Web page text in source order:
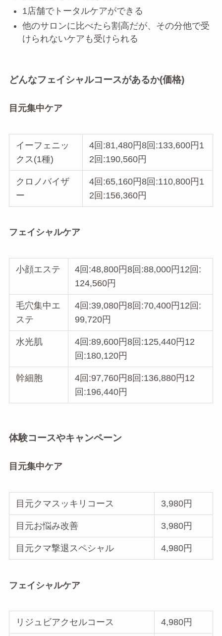
1店舗でトータルケアができる
他のサロンに比べたら割高だが、その分他で受
けられないケアも受けられる
どんなフェイシャルコースがあるか(価格)
目元集中ケア
イーフェニッ
クス(1種)
4回:81,480円8回:133,600円1
2回:190,560円
クロノバイザ
ー
4回:65,160円8回:110,800円1
2回:156,360円
フェイシャルケア
小顔エステ
4回:48,800円8回:88,000円12回:
124,560円
毛穴集中エ
ステ
4回:39,080円8回:70,400円12回:
99,720円
水光肌
4回:89,600円8回:125,440円12
回:180,120円
幹細胞
4回:97,760円8回:136,880円12
回:196,440円
体験コースやキャンペーン
目元集中ケア
目元クマスッキリコース 3,980円
目元お悩み改善 3,980円
目元クマ撃退スペシャル 4,980円
フェイシャルケア
リジュビアクセルコース 4,980円